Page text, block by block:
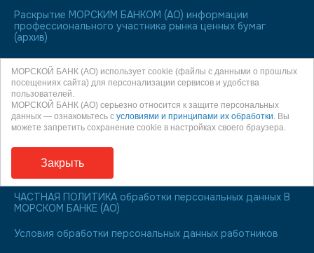
Раскрытие МОРСКИМ БАНКОМ (АО) информации
профессионального участника рынка ценных бумаг
(архив)
Лицо, ответственное за полноту, достоверность и
актуальность публикуемых на Web-сайте сведений
МОРСКОЙ БАНК является участником системы
обязательного страхования вкладов
О праве направления обращения к финансовому
уполномоченному
Информация для заемщиков
ЧАСТНАЯ ПОЛИТИКА обработки персональных данных В
МОРСКОМ БАНКЕ (АО)
Условия обработки персональных данных работников
МОРСКОЙ БАНК (АО) использует cookie (файлы с данными о прошлых
посещениях сайта) для персонализации сервисов и удобства
пользователей.
МОРСКОЙ БАНК (АО) серьезно относится к защите персональных
данных — ознакомьтесь с условиями и принципами их обработки. Вы
можете запретить сохранение cookie в настройках своего браузера.
Закрыть